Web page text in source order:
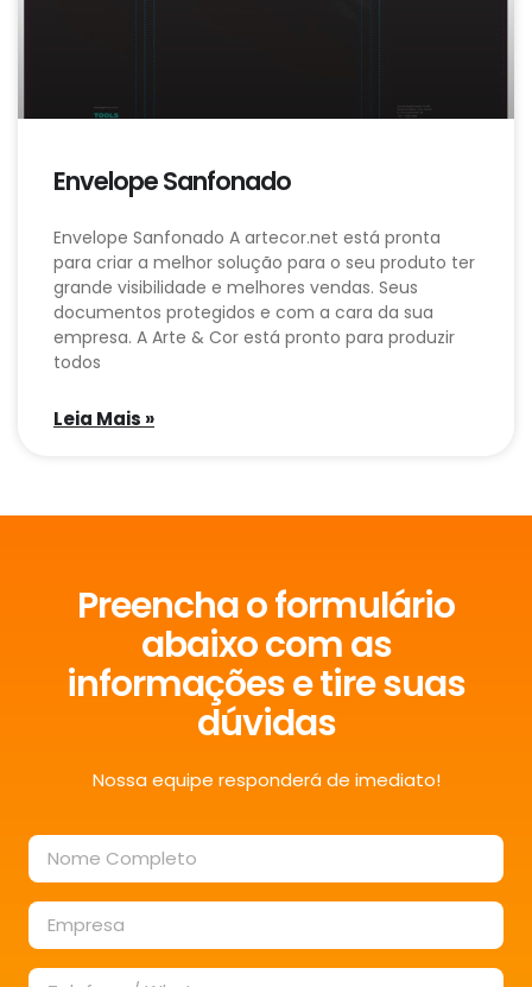
Envelope Sanfonado
Envelope Sanfonado A artecor.net está pronta
para criar a melhor solução para o seu produto ter
grande visibilidade e melhores vendas. Seus
documentos protegidos e com a cara da sua
empresa. A Arte & Cor está pronto para produzir
todos
Leia Mais »
Preencha o formulário
abaixo com as
informações e tire suas
dúvidas
Nossa equipe responderá de imediato!